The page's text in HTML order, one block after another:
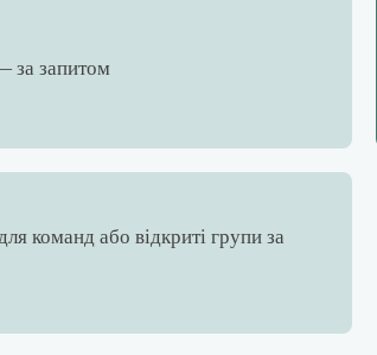
за запитом
команд або відкриті групи за